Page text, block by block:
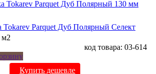
Tokarev Parquet Дуб Полярный Селект
м2
код товара: 03-614
Купить дешевле